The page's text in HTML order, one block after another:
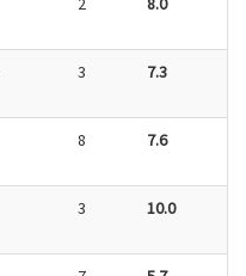
3 7.3
8 7.6
3 10.0